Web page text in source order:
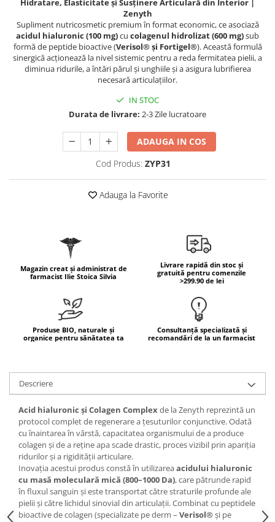
Geluri de duș
Scruburi
Protecție Solară
Creme SPF față
Creme SPF corp
Acceleratoare bronz
Igienă Personală
Cosmetice coreene
Beauty of Joseon
PETITFEE
OOTD
Haruharu Wonder
Medicube
Dr. Althea
DELLA BORN
L-Carnitina
L-Glutamina
Lecitina
Maca
Palmier pitic
Scortisoara
Seminte de in
Silimarina
Ulei de peste
Ulei MCT
Vitamina A
Vitamina B
Vitamina C
Vitamina D
Vitamina E
Hidratare, Elasticitate și Susținere Articulară din Interior |
Zenyth
Supliment nutricosmetic premium în format economic, ce asociază
acidul hialuronic (100 mg)cu colagenul hidrolizat (600 mg)sub
formă de peptide bioactive (Verisol® și Fortigel®). Această formulă
sinergică acționează la nivel sistemic pentru a reda fermitatea pielii, a
diminua ridurile, a întări părul și unghiile și a asigura lubrifierea
necesară articulațiilor.
IN STOC
Durata de livrare: 2-3 Zile lucratoare
ADAUGA IN COS
Cod Produs: ZYP31
Adauga la Favorite
Magazin creat și administrat de
farmacist Ilie Stoica Silvia
Livrare rapidă din stoc și
gratuită pentru comenzile
>299.90 de lei
Produse BIO, naturale și
organice pentru sănătatea ta
Consultanță specializată și
recomandări de la un farmacist
Descriere
Acid hialuronic și Colagen Complexde la Zenyth reprezintă un
protocol complet de regenerare a țesuturilor conjunctive. Odată
cu înaintarea în vârstă, capacitatea organismului de a produce
colagen și de a reține apa scade drastic, proces vizibil prin apariția
ridurilor și a rigidității articulare.
Inovația acestui produs constă în utilizareaacidului hialuronic
cu masă moleculară mică (800–1000 Da), care pătrunde rapid
în fluxul sanguin și este transportat către straturile profunde ale
pielii și către lichidul sinovial din articulații. Combinat cu peptidele
bioactive de colagen (specializate pe derm – Verisol®și pe